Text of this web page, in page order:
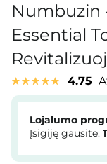
Numbuzin
Essential
4.75
Lojalumo
Įsigiję gausite: